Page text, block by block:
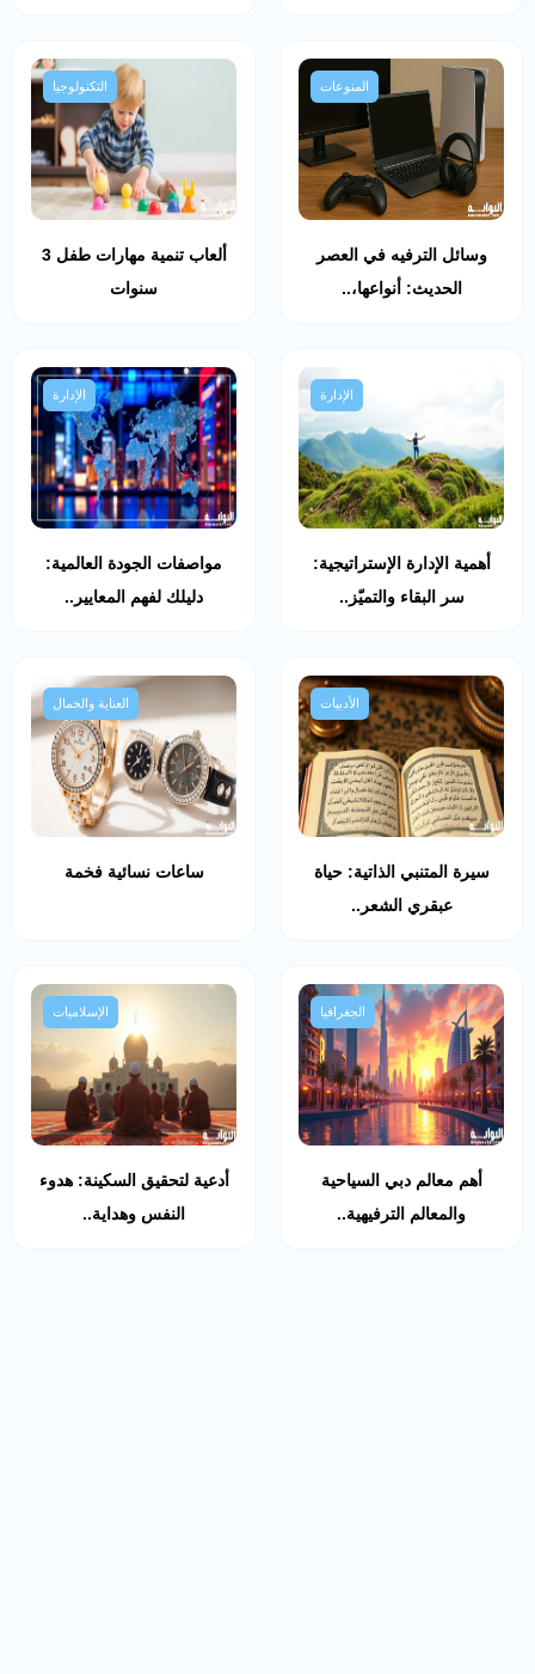
المنوعات
وسائل الترفيه في العصر
الحديث: أنواعها،..
التكنولوجيا
ألعاب تنمية مهارات طفل 3
سنوات
الإدارة
أهمية الإدارة الإستراتيجية:
سر البقاء والتميّز..
الإدارة
مواصفات الجودة العالمية:
دليلك لفهم المعايير..
الأدبيات
سيرة المتنبي الذاتية: حياة
عبقري الشعر..
العناية والجمال
ساعات نسائية فخمة
الجغرافيا
أهم معالم دبي السياحية
والمعالم الترفيهية..
الإسلاميات
أدعية لتحقيق السكينة: هدوء
النفس وهداية..